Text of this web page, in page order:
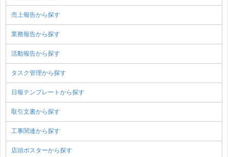
売上報告から探す
業務報告から探す
活動報告から探す
タスク管理から探す
日報テンプレートから探す
取引文書から探す
工事関連から探す
店頭ポスターから探す